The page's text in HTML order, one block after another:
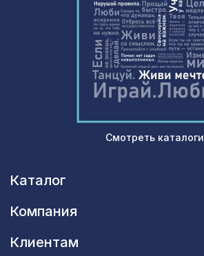
Смотреть каталоги
Каталог
Компания
Клиентам